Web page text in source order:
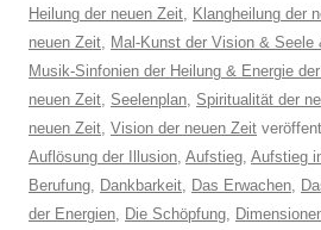
Heilung der neuen Zeit, Klangheilung der
neuen Zeit, Mal-Kunst der Vision & Seele
Musik-Sinfonien der Heilung & Energie
neuen Zeit, Seelenplan, Spiritualität der
neuen Zeit, Vision der neuen Zeit
Auflösung der Illusion, Aufstieg, Aufstieg
Berufung, Dankbarkeit, Das Erwachen,
der Energien, Die Schöpfung,